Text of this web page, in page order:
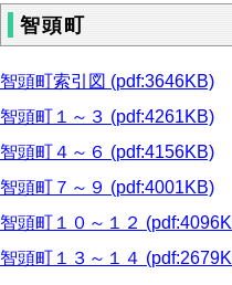
智頭町
智頭町索引図 (pdf:3646KB)
智頭町１～３ (pdf:4261KB)
智頭町４～６ (pdf:4156KB)
智頭町７～９ (pdf:4001KB)
智頭町１０～１２
智頭町１３～１４